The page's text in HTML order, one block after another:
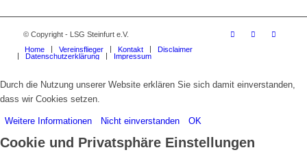
© Copyright - LSG Steinfurt e.V.
Home
Vereinsflieger Kontakt
Disclaimer
Datenschutzerklärung
Impressum
Durch die Nutzung unserer Website erklären Sie sich damit einverstanden,
dass wir Cookies setzen.
Weitere Informationen Nicht einverstanden OK
Cookie und Privatsphäre Einstellungen